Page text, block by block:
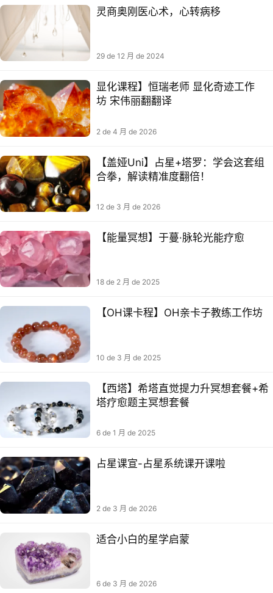
灵商奥刚医心术，​心转病移
29 de 12 月 de 2024
显化课程】恒瑞老师 显化奇迹工作
坊 宋伟丽翻翻译
2 de 4 月 de 2026
【盖娅Uni】占星+塔罗：学会这套组
合拳，解读精准度翻倍！
12 de 3 月 de 2026
【能‮冥量‬想】于蔓·脉轮光能疗愈
18 de 2 月 de 2025
【OH课卡‬程】OH亲卡‬子教练工作坊
10 de 3 月 de 2025
【西塔】希塔直觉提力‬升冥想套餐+希
塔疗愈题主‬冥想套餐
6 de 1 月 de 2025
占星课宣-占星系统课开课啦
2 de 3 月 de 2026
适合小白的星学启蒙
6 de 3 月 de 2026